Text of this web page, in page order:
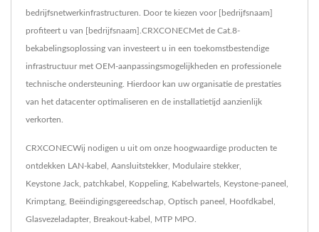
bedrijfsnetwerkinfrastructuren. Door te kiezen voor [bedrijfsnaam]
profiteert u van [bedrijfsnaam].CRXCONECMet de Cat.8-
bekabelingsoplossing van investeert u in een toekomstbestendige
infrastructuur met OEM-aanpassingsmogelijkheden en professionele
technische ondersteuning. Hierdoor kan uw organisatie de prestaties
van het datacenter optimaliseren en de installatietijd aanzienlijk
verkorten.
CRXCONECWij nodigen u uit om onze hoogwaardige producten te
ontdekken LAN-kabel Aansluitstekker, Modulaire stekker,
Keystone Jack patchkabel Koppeling Kabelwartels Keystone-paneel
Krimptang Beëindigingsgereedschap Optisch paneel Hoofdkabel
Glasvezeladapter, Breakout-kabel MTP MPO